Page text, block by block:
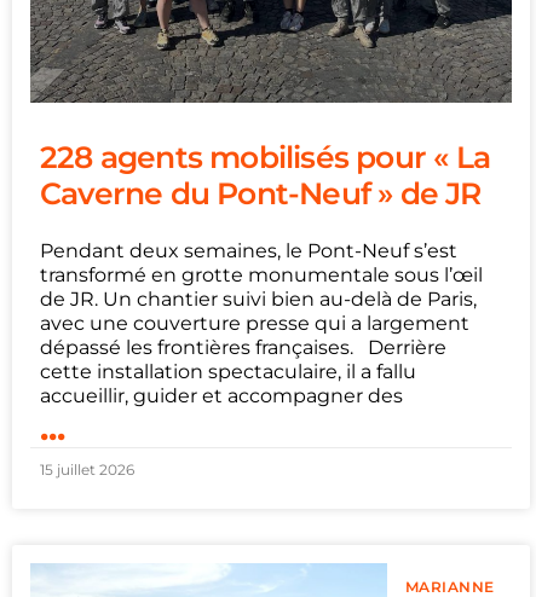
228 agents mobilisés pour « La
Caverne du Pont-Neuf » de JR
Pendant deux semaines, le Pont-Neuf s’est
transformé en grotte monumentale sous l’œil
de JR. Un chantier suivi bien au-delà de Paris,
avec une couverture presse qui a largement
dépassé les frontières françaises. Derrière
cette installation spectaculaire, il a fallu
accueillir, guider et accompagner des
...
15 juillet 2026
MARIANNE